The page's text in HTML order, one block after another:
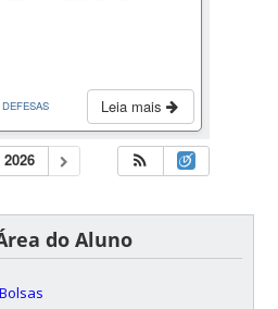
Leia mais
DEFESAS
do Aluno
Bolsas